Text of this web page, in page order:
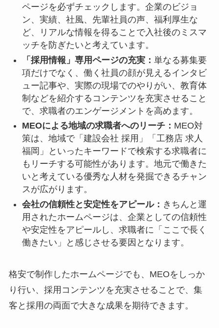
ページを必ずチェックします。企業のビジョ
ン、実績、社風、先輩社員の声、福利厚生な
ど、リアルな情報を得ることで入社後のミスマ
ッチを防ぎたいと考えています。
「採用情報」専用ページの充実： 単なる募集要
項だけでなく、働く社員の顔が見えるインタビ
ュー記事や、実際の現場でのやりがい、教育体
制などを紹介するコンテンツを充実させること
で、求職者のエンゲージメントを高めます。
MEOによる地域の求職者へのリーチ： MEO対
策は、地域で「建設会社 採用」「工務店 求人
福岡」といったキーワードで検索する求職者に
もリーチする可能性があります。地元で働きた
いと考えている優秀な人材を発掘できるチャン
スが広がります。
会社の信頼性と安定性をアピール： きちんと運
用されたホームページは、企業としての信頼性
や安定性をアピールし、求職者に「ここで長く
働きたい」と感じさせる要因となります。
格安で制作したホームページでも、MEOをしっか
り行い、採用コンテンツを充実させることで、集
客と採用の両面で大きな成果を期待できます。